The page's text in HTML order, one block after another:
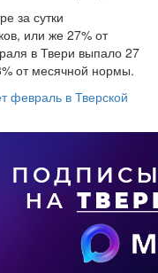
за сутки
или же 27% от
в Твери выпало 27
от месячной нормы.
февраль в Тверской